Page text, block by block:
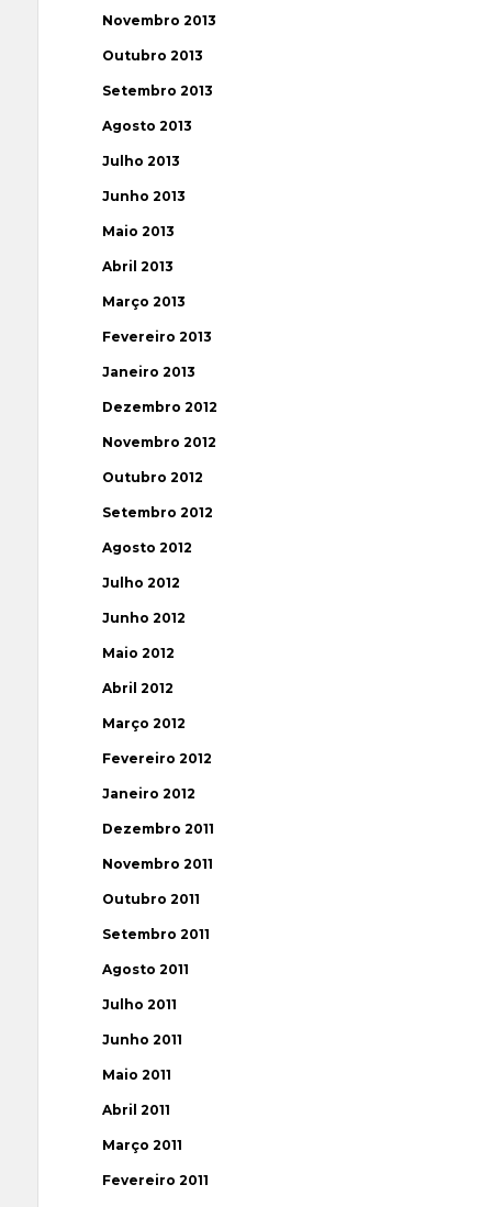
Novembro 2013
Outubro 2013
Setembro 2013
Agosto 2013
Julho 2013
Junho 2013
Maio 2013
Abril 2013
Março 2013
Fevereiro 2013
Janeiro 2013
Dezembro 2012
Novembro 2012
Outubro 2012
Setembro 2012
Agosto 2012
Julho 2012
Junho 2012
Maio 2012
Abril 2012
Março 2012
Fevereiro 2012
Janeiro 2012
Dezembro 2011
Novembro 2011
Outubro 2011
Setembro 2011
Agosto 2011
Julho 2011
Junho 2011
Maio 2011
Abril 2011
Março 2011
Fevereiro 2011